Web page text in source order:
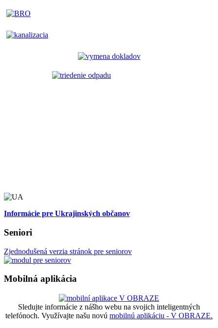
Informácie pre Ukrajinských občanov
Seniori
Zjednodušená verzia stránok pre seniorov
Mobilná aplikácia
Sledujte informácie z nášho webu na svojich inteligentných
telefónoch. Využívajte našu novú mobilnú aplikáciu - V OBRAZE.